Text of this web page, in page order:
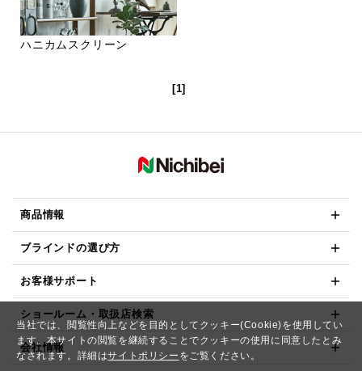
当社では、閲覧性向上などを目的としてクッキー(Cookie)を使用してい
ます。本サイトの閲覧を継続することでクッキーの使用に同意したとみ
なされます。詳細はサイトポリシー をご覧ください。
ハニカムスクリーン
[1]
商品情報
ブラインドの選び方
お客様サポート
ショールーム・取扱店検索
会社情報